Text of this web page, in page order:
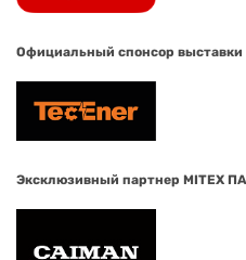
Официальный спонсор выставки
Эксклюзивный партнер MITEX